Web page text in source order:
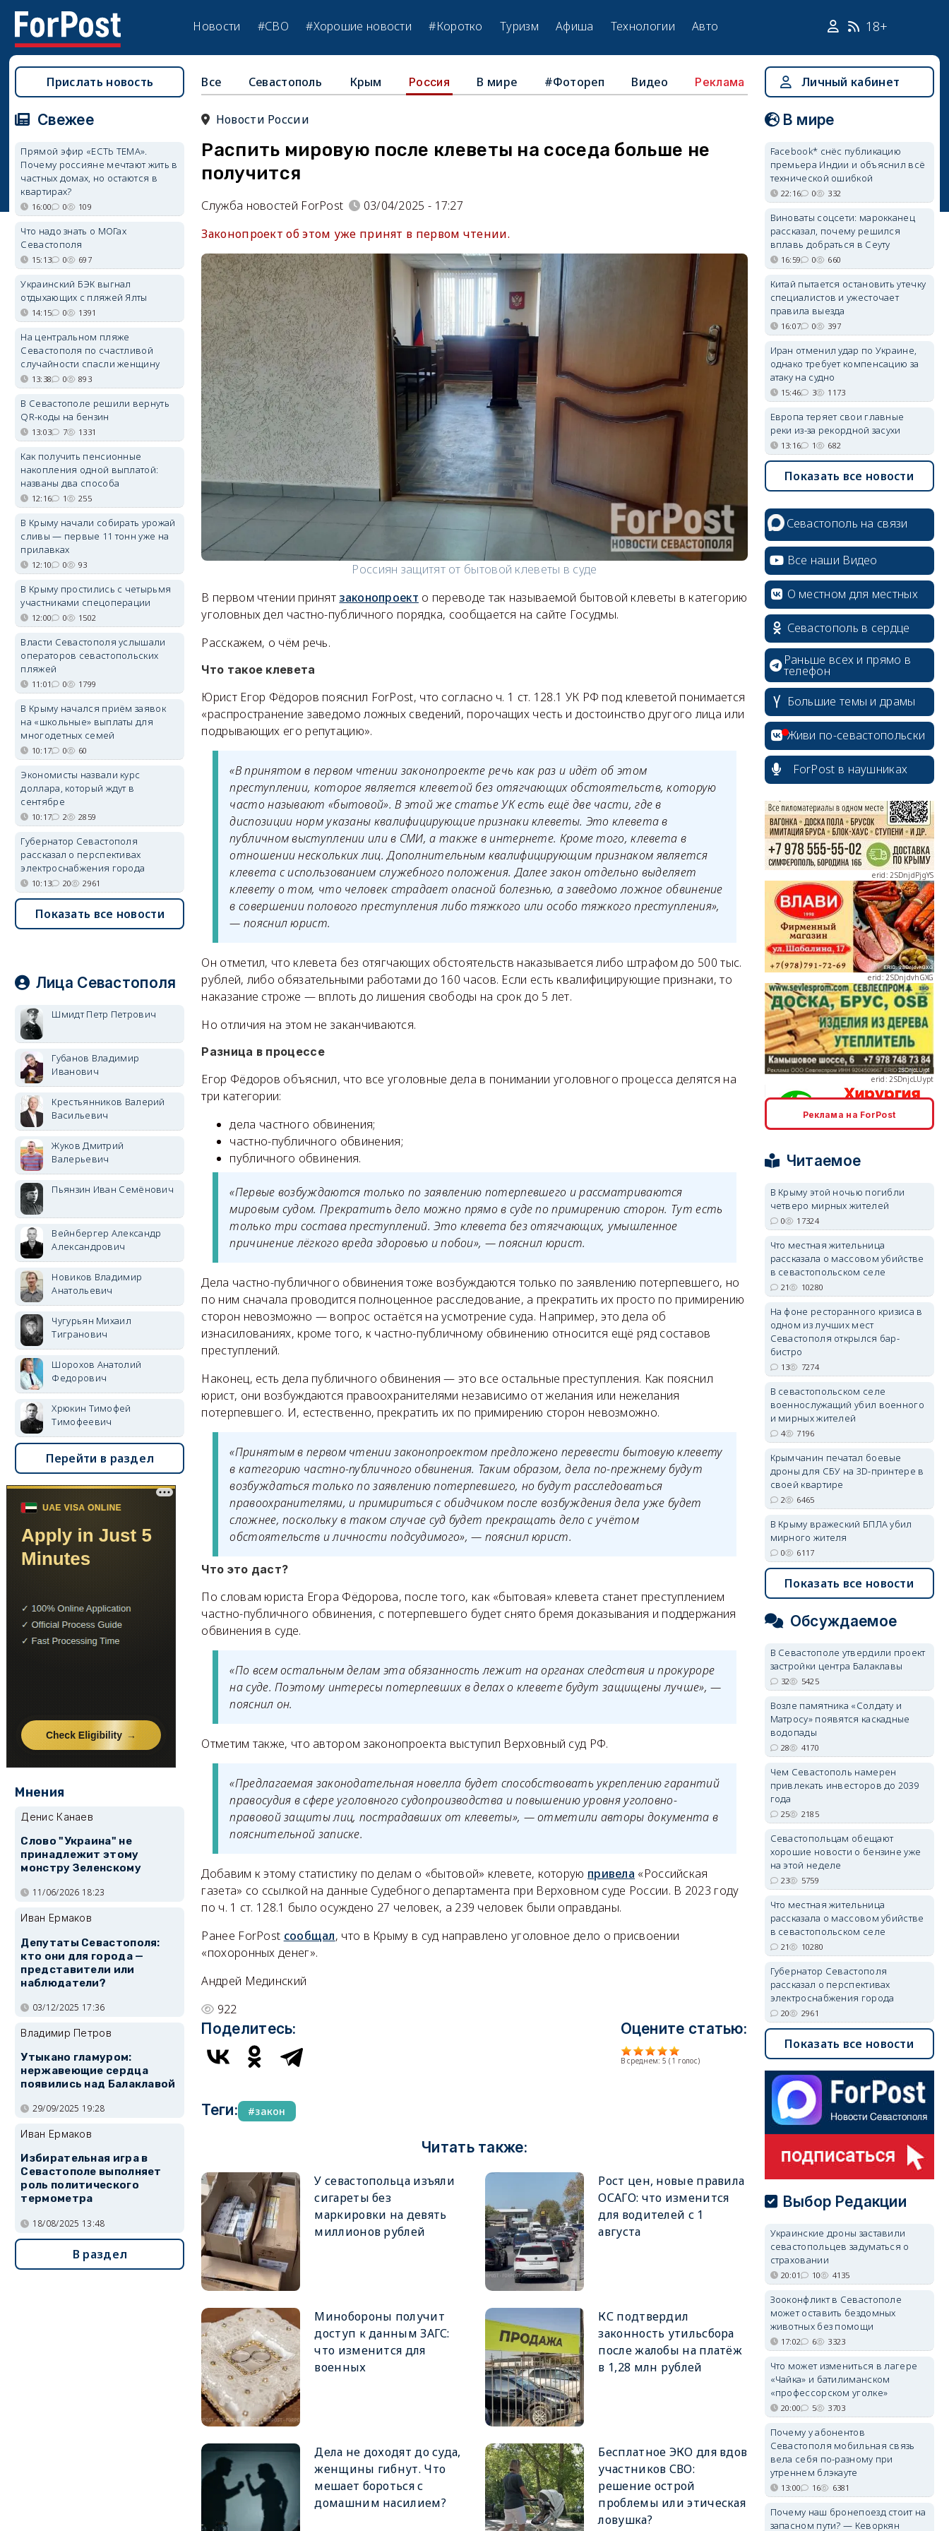
Новости #СВО #Хорошие новости #Коротко Туризм Афиша Технологии Авто 18+
Все Севастополь Крым Россия В мире #Фотореп Видео Реклама
Новости России
Распить мировую после клеветы на соседа больше не
получится
Служба новостей ForPost
03/04/2025 - 17:27
Законопроект об этом уже принят в первом чтении.
Россиян защитят от бытовой клеветы в суде
В первом чтении принят законопроект о переводе так называемой бытовой клеветы в категорию
уголовных дел частно-публичного порядка, сообщается на сайте Госудмы.
Расскажем, о чём речь.
Что такое клевета
Юрист Егор Фёдоров пояснил ForPost, что согласно ч. 1 ст. 128.1 УК РФ под клеветой понимается
«распространение заведомо ложных сведений, порочащих честь и достоинство другого лица или
подрывающих его репутацию».
«В принятом в первом чтении законопроекте речь как раз и идёт об этом
преступлении, которое является клеветой без отягчающих обстоятельств, которую
часто называют «бытовой». В этой же статье УК есть ещё две части, где в
диспозиции норм указаны квалифицирующие признаки клеветы. Это клевета в
публичном выступлении или в СМИ, а также в интернете. Кроме того, клевета в
отношении нескольких лиц. Дополнительным квалифицирующим признаком является
клевета с использованием служебного положения. Далее закон отдельно выделяет
клевету о том, что человек страдает опасной болезнью, а заведомо ложное обвинение
в совершении полового преступления либо тяжкого или особо тяжкого преступления»,
— пояснил юрист.
Он отметил, что клевета без отягчающих обстоятельств наказывается либо штрафом до 500 тыс.
рублей, либо обязательными работами до 160 часов. Если есть квалифицирующие признаки, то
наказание строже — вплоть до лишения свободы на срок до 5 лет.
Но отличия на этом не заканчиваются.
Разница в процессе
Егор Фёдоров объяснил, что все уголовные дела в понимании уголовного процесса делятся на
три категории:
дела частного обвинения;
частно-публичного обвинения;
публичного обвинения.
«Первые возбуждаются только по заявлению потерпевшего и рассматриваются
мировым судом. Прекратить дело можно прямо в суде по примирению сторон. Тут есть
только три состава преступлений. Это клевета без отягчающих, умышленное
причинение лёгкого вреда здоровью и побои», — пояснил юрист.
Дела частно-публичного обвинения тоже возбуждаются только по заявлению потерпевшего, но
по ним сначала проводится полноценное расследование, а прекратить их просто по примирению
сторон невозможно — вопрос остаётся на усмотрение суда. Например, это дела об
изнасилованиях, кроме того, к частно-публичному обвинению относится ещё ряд составов
преступлений.
Наконец, есть дела публичного обвинения — это все остальные преступления. Как пояснил
юрист, они возбуждаются правоохранителями независимо от желания или нежелания
потерпевшего. И, естественно, прекратить их по примирению сторон невозможно.
«Принятым в первом чтении законопроектом предложено перевести бытовую клевету
в категорию частно-публичного обвинения. Таким образом, дела по-прежнему будут
возбуждаться только по заявлению потерпевшего, но будут расследоваться
правоохранителями, и примириться с обидчиком после возбуждения дела уже будет
сложнее, поскольку в таком случае суд будет прекращать дело с учётом
обстоятельств и личности подсудимого», — пояснил юрист.
Что это даст?
По словам юриста Егора Фёдорова, после того, как «бытовая» клевета станет преступлением
частно-публичного обвинения, с потерпевшего будет снято бремя доказывания и поддержания
обвинения в суде.
«По всем остальным делам эта обязанность лежит на органах следствия и прокуроре
на суде. Поэтому интересы потерпевших в делах о клевете будут защищены лучше», —
пояснил он.
Отметим также, что автором законопроекта выступил Верховный суд РФ.
«Предлагаемая законодательная новелла будет способствовать укреплению гарантий
правосудия в сфере уголовного судопроизводства и повышению уровня уголовно-
правовой защиты лиц, пострадавших от клеветы», — отметили авторы документа в
пояснительной записке.
Добавим к этому статистику по делам о «бытовой» клевете, которую привела «Российская
газета» со ссылкой на данные Судебного департамента при Верховном суде России. В 2023 году
по ч. 1 ст. 128.1 было осуждено 27 человек, а 239 человек были оправданы.
Ранее ForPost сообщал, что в Крыму в суд направлено уголовное дело о присвоении
«похоронных денег».
Андрей Мединский
922
Поделитесь: Оцените статью:
В среднем: 5 ( 1 голос)
Теги: закон
Читать также:
У севастопольца изъяли
сигареты без
маркировки на девять
миллионов рублей
Рост цен, новые правила
ОСАГО: что изменится
для водителей с 1
августа
Минобороны получит
доступ к данным ЗАГС:
что изменится для
военных
КС подтвердил
законность утильсбора
после жалобы на платёж
в 1,28 млн рублей
Дела не доходят до суда,
женщины гибнут. Что
мешает бороться с
домашним насилием?
Бесплатное ЭКО для вдов
участников СВО:
решение острой
проблемы или этическая
ловушка?
Прислать новость
Свежее
Прямой эфир «ЕСТЬ ТЕМА».
Почему россияне мечтают жить в
частных домах, но остаются в
квартирах?
16:00 0 109
Что надо знать о МОГах
Севастополя
15:13 0 697
Украинский БЭК выгнал
отдыхающих с пляжей Ялты
14:15 0 1391
На центральном пляже
Севастополя по счастливой
случайности спасли женщину
13:38 0 893
В Севастополе решили вернуть
QR-коды на бензин
13:03 7 1331
Как получить пенсионные
накопления одной выплатой:
названы два способа
12:16 1 255
В Крыму начали собирать урожай
сливы — первые 11 тонн уже на
прилавках
12:10 0 93
В Крыму простились с четырьмя
участниками спецоперации
12:00 0 1502
Власти Севастополя услышали
операторов севастопольских
пляжей
11:01 0 1799
В Крыму начался приём заявок
на «школьные» выплаты для
многодетных семей
10:17 0 60
Экономисты назвали курс
доллара, который ждут в
сентябре
10:17 2 2859
Губернатор Севастополя
рассказал о перспективах
электроснабжения города
10:13 20 2961
Показать все новости
Лица Севастополя
Шмидт Петр Петрович
Губанов Владимир
Иванович
Крестьянников Валерий
Васильевич
Жуков Дмитрий
Валерьевич
Пьянзин Иван Семёнович
Вейнбергер Александр
Александрович
Новиков Владимир
Анатольевич
Чугурьян Михаил
Тигранович
Шорохов Анатолий
Федорович
Хрюкин Тимофей
Тимофеевич
Перейти в раздел
Мнения
Денис Канаев
Слово "Украина" не
принадлежит этому
монстру Зеленскому
11/06/2026 18:23
Иван Ермаков
Депутаты Севастополя:
кто они для города —
представители или
наблюдатели?
03/12/2025 17:36
Владимир Петров
Утыкано гламуром:
нержавеющие сердца
появились над Балаклавой
29/09/2025 19:28
Иван Ермаков
Избирательная игра в
Севастополе выполняет
роль политического
термометра
18/08/2025 13:48
В раздел
Личный кабинет
В мире
Facebook* снёс публикацию
премьера Индии и объяснил всё
технической ошибкой
22:16 0 332
Виноваты соцсети: марокканец
рассказал, почему решился
вплавь добраться в Сеуту
16:59 0 660
Китай пытается остановить утечку
специалистов и ужесточает
правила выезда
16:07 0 397
Иран отменил удар по Украине,
однако требует компенсацию за
атаку на судно
15:46 3 1173
Европа теряет свои главные
реки из-за рекордной засухи
13:16 1 682
Показать все новости
Севастополь на связи
Все наши Видео
О местном для местных
Севастополь в сердце
Раньше всех и прямо в
телефон
Большие темы и драмы
Живи по-севастопольски
ForPost в наушниках
erid: 2SDnjcrDNw6
erid: 2SDnjdPjgYS
erid: 2SDnjdvhGXG
erid: 2SDnjcLUypt
erid: 2SDnjcrDNw6
erid: 2SDnjdPjgYS
erid: 2SDnjdvhGXG
Реклама на ForPost
Читаемое
В Крыму этой ночью погибли
четверо мирных жителей
0 17324
Что местная жительница
рассказала о массовом убийстве
в севастопольском селе
21 10280
На фоне ресторанного кризиса в
одном из лучших мест
Севастополя открылся бар-
бистро
13 7274
В севастопольском селе
военнослужащий убил военного
и мирных жителей
4 7196
Крымчанин печатал боевые
дроны для СБУ на 3D-принтере в
своей квартире
2 6465
В Крыму вражеский БПЛА убил
мирного жителя
0 6117
Показать все новости
Обсуждаемое
В Севастополе утвердили проект
застройки центра Балаклавы
32 5425
Возле памятника «Солдату и
Матросу» появятся каскадные
водопады
28 4170
Чем Севастополь намерен
привлекать инвесторов до 2039
года
25 2185
Севастопольцам обещают
хорошие новости о бензине уже
на этой неделе
23 5759
Что местная жительница
рассказала о массовом убийстве
в севастопольском селе
21 10280
Губернатор Севастополя
рассказал о перспективах
электроснабжения города
20 2961
Показать все новости
Выбор Редакции
Украинские дроны заставили
севастопольцев задуматься о
страховании
20:01 10 4135
Зооконфликт в Севастополе
может оставить бездомных
животных без помощи
17:02 6 3323
Что может измениться в лагере
«Чайка» и батилиманском
«профессорском уголке»
20:00 5 3703
Почему у абонентов
Севастополя мобильная связь
вела себя по-разному при
утреннем блэкауте
13:00 16 6381
Почему наш бронепоезд стоит на
запасном пути? — Кеворкян